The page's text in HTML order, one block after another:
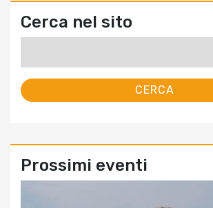
Cerca nel sito
Prossimi eventi